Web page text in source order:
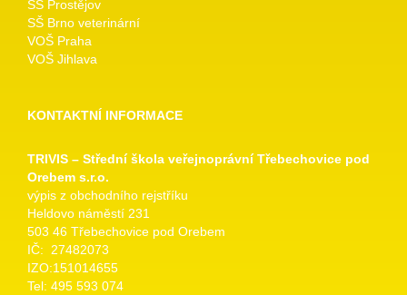
SŠ Prostějov
SŠ Brno veterinární
VOŠ Praha
VOŠ Jihlava
KONTAKTNÍ INFORMACE
TRIVIS – Střední škola veřejnoprávní Třebechovice pod
Orebem s.r.o.
výpis z obchodního rejstříku
Heldovo náměstí 231
503 46 Třebechovice pod Orebem
IČ: 27482073
IZO:151014655
Tel: 495 593 074